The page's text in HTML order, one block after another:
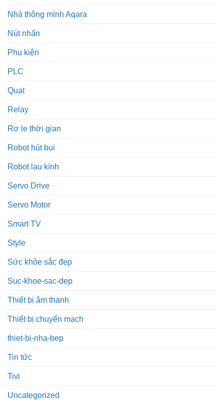
Nhà thông minh Aqara
Nút nhấn
Phụ kiện
PLC
Quạt
Relay
Rơ le thời gian
Robot hút bụi
Robot lau kính
Servo Drive
Servo Motor
Smart TV
Style
Sức khỏe sắc đẹp
Suc-khoe-sac-dep
Thiết bị âm thanh
Thiết bị chuyển mạch
thiet-bi-nha-bep
Tin tức
Tivi
Uncategorized